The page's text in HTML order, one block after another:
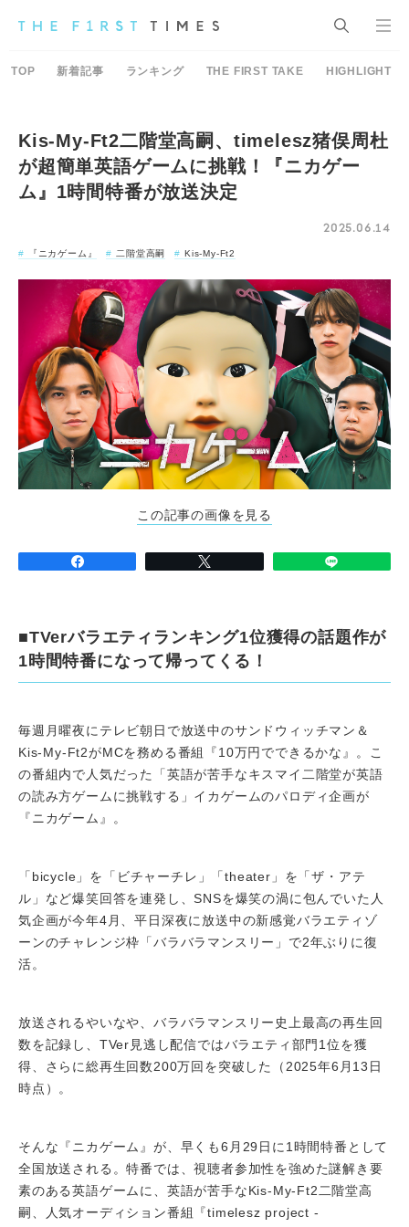
TOP 新着記事 ランキング THE FIRST TAKE HIGHLIGHT
Kis-My-Ft2二階堂高嗣、timelesz猪俣周杜
が超簡単英語ゲームに挑戦！『ニカゲー
ム』1時間特番が放送決定
2025.06.14
『ニカゲーム』 二階堂高嗣 Kis-My-Ft2
この記事の画像を見る
■TVerバラエティランキング1位獲得の話題作が
1時間特番になって帰ってくる！
毎週月曜夜にテレビ朝日で放送中のサンドウィッチマン＆
Kis-My-Ft2がMCを務める番組『10万円でできるかな』。こ
の番組内で人気だった「英語が苦手なキスマイ二階堂が英語
の読み方ゲームに挑戦する」イカゲームのパロディ企画が
『ニカゲーム』。
「bicycle」を「ビチャーチレ」「theater」を「ザ・アテ
ル」など爆笑回答を連発し、SNSを爆笑の渦に包んでいた人
気企画が今年4月、平日深夜に放送中の新感覚バラエティゾ
ーンのチャレンジ枠「バラバラマンスリー」で2年ぶりに復
活。
放送されるやいなや、バラバラマンスリー史上最高の再生回
数を記録し、TVer見逃し配信ではバラエティ部門1位を獲
得、さらに総再生回数200万回を突破した（2025年6月13日
時点）。
そんな『ニカゲーム』が、早くも6月29日に1時間特番として
全国放送される。特番では、視聴者参加性を強めた謎解き要
素のある英語ゲームに、英語が苦手なKis-My-Ft2二階堂高
嗣、人気オーディション番組『timelesz project -